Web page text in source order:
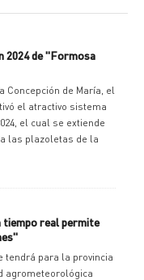
2024 de "Formosa
Concepción de María, el
el atractivo sistema
el cual se extiende
las plazoletas de la
tiempo real permite
tendrá para la provincia
agrometeorológica